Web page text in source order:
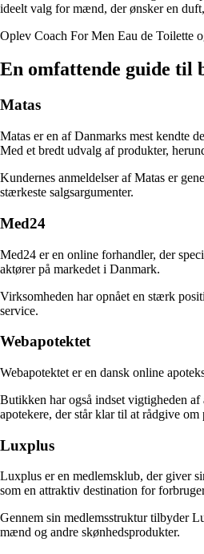
ideelt valg for mænd, der ønsker en
Oplev Coach For Men Eau de Toilette
En omfattende guide
Matas
Matas er en af Danmarks mest kendte
Med et bredt udvalg af produkter,
Kundernes anmeldelser af Matas er
stærkeste salgsargumenter.
Med24
Med24 er en online forhandler, der
aktører på markedet i Danmark.
Virksomheden har opnået en stærk
service.
Webapotektet
Webapotektet er en dansk online
Butikken har også indset vigtigheden
apotekere, der står klar til at rådgive om
Luxplus
Luxplus er en medlemsklub, der giver
som en attraktiv destination for
Gennem sin medlemsstruktur tilbyder
mænd og andre skønhedsprodukter.